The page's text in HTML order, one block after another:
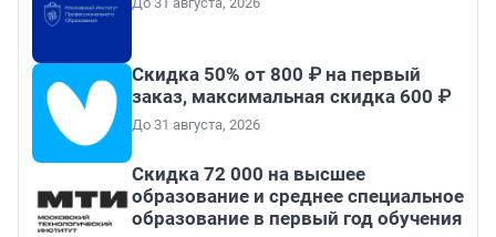
Скидка 50% от 800 ₽ на первый
заказ, максимальная скидка 600 ₽
До 31 августа, 2026
Скидка 72 000 на высшее
образование и среднее специальное
образование в первый год обучения